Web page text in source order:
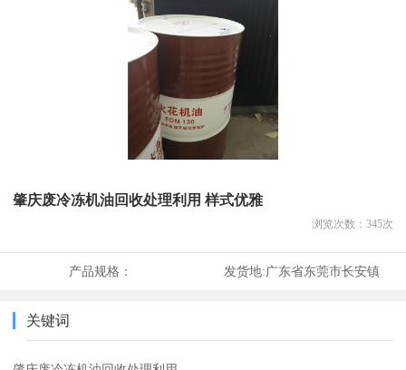
肇庆废冷冻机油回收处理利用 样式优雅
浏览次数： 345次
产品规格： 发货地:广东省东莞市长安镇
关键词